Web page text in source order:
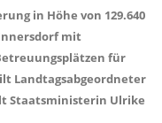
in Höhe von 129.640
mit
für
Landtagsabgeordneter
Staatsministerin Ulrike